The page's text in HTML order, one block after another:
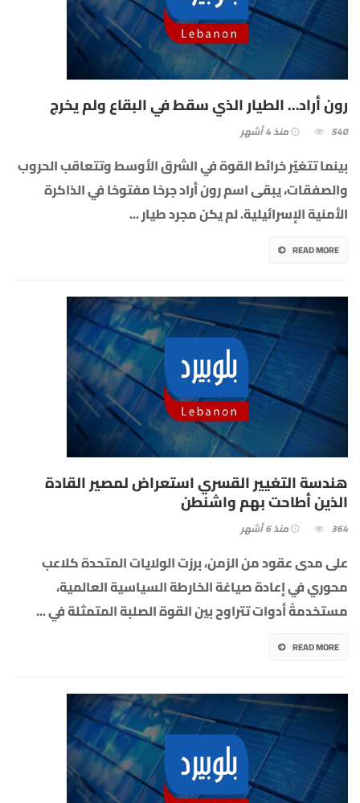
رون أراد… الطيار الذي سقط في البقاع ولم يخرج
540
بينما تتغيّر خرائط القوة في الشرق الأوسط وتتعاقب الحروب
والصفقات، يبقى اسم رون أراد جرحًا مفتوحًا في الذاكرة
الأمنية الإسرائيلية. لم يكن مجرد طيار...
READ MORE
هندسة التغيير القسري استعراض لمصير القادة
الذين أطاحت بهم واشنطن
364
على مدى عقود من الزمن، برزت الولايات المتحدة كلاعب
محوري في إعادة صياغة الخارطة السياسية العالمية،
مستخدمةً أدوات تتراوح بين القوة الصلبة المتمثلة في...
READ MORE